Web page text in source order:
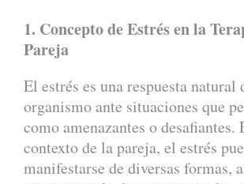
1. Concepto de Estrés en la
Pareja
El estrés es una respuesta natural
organismo ante situaciones que
como amenazantes o desafiantes.
contexto de la pareja, el estrés
manifestarse de diversas formas,